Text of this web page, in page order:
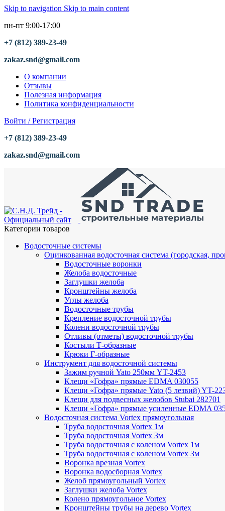
Skip to navigation Skip to main content
пн-пт 9:00-17:00
+7 (812) 389-23-49
zakaz.snd@gmail.com
О компании
Отзывы
Полезная информация
Политика конфиденциальности
Войти / Регистрация
+7 (812) 389-23-49
zakaz.snd@gmail.com
Категории товаров
Водосточные системы
Оцинкованная водосточная система (городская,
Водосточные воронки
Желоба водосточные
Заглушки желоба
Кронштейны желоба
Углы желоба
Водосточные трубы
Крепление водосточной трубы
Колени водосточной трубы
Отливы (отметы) водосточной трубы
Костыли Т-образные
Крюки Г-образные
Инструмент для водосточной системы
Зажим ручной Yato 250мм YT-2453
Клещи «Гофра» прямые EDMA 030055
Клещи «Гофра» прямые Yato (5 лезвий) YT-
Клещи для подвесных желобов Stubai 282701
Клещи «Гофра» прямые усиленные EDMA
Водосточная система Vortex прямоугольная
Труба водосточная Vortex 1м
Труба водосточная Vortex 3м
Труба водосточная с коленом Vortex 1м
Труба водосточная с коленом Vortex 3м
Воронка врезная Vortex
Воронка водосборная Vortex
Желоб прямоугольный Vortex
Заглушки желоба Vortex
Колено прямоугольное Vortex
Кронштейны трубы на дерево Vortex